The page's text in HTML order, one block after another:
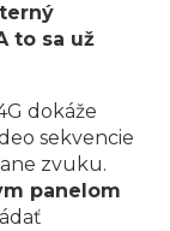
to sa už
dokáže
sekvencie
zvuku.
panelom